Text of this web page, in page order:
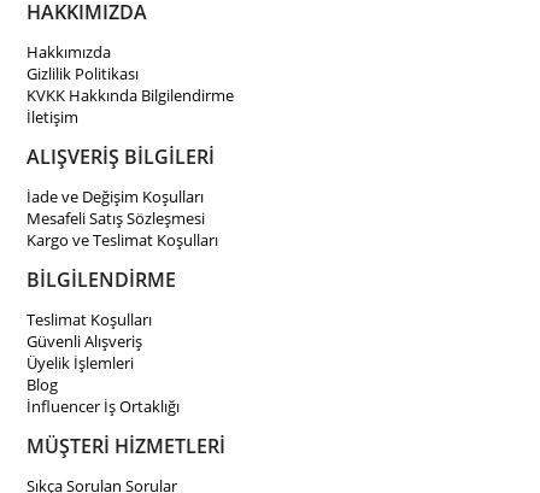
HAKKIMIZDA
Hakkımızda
Gizlilik Politikası
KVKK Hakkında Bilgilendirme
İletişim
ALIŞVERİŞ BİLGİLERİ
İade ve Değişim Koşulları
Mesafeli Satış Sözleşmesi
Kargo ve Teslimat Koşulları
BİLGİLENDİRME
Teslimat Koşulları
Güvenli Alışveriş
Üyelik İşlemleri
Blog
İnfluencer İş Ortaklığı
MÜŞTERİ HİZMETLERİ
Sıkça Sorulan Sorular